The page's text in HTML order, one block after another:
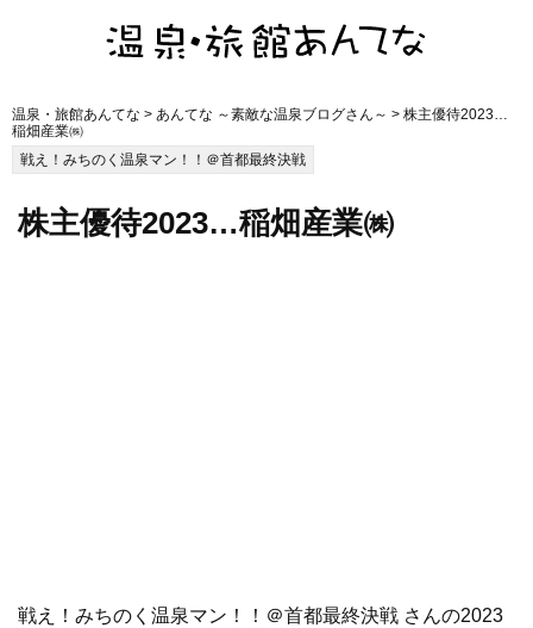
温泉・旅館あんてな > あんてな ～素敵な温泉ブログさん～ > 株主優待2023…
稲畑産業㈱
戦え！みちのく温泉マン！！＠首都最終決戦
株主優待2023…稲畑産業㈱
戦え！みちのく温泉マン！！＠首都最終決戦 さんの2023